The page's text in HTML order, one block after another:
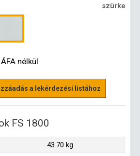
szürke
ÁFA nélkül
a lekérdezési listához
FS 1800
43.70 kg